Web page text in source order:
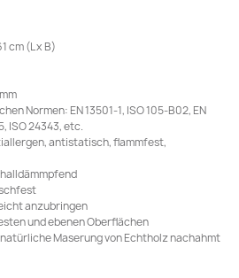
cm (L x B)
Normen: EN 13501-1, ISO 105-B02, EN
ISO 24343, etc.
antistatisch, flammfest,
anzubringen
und ebenen Oberflächen
Maserung von Echtholz nachahmt